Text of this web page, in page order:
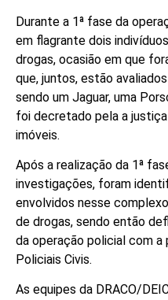
Durante a 1ª fase da
em flagrante dois
drogas, ocasião em que
que, juntos, estão
sendo um Jaguar, uma
foi decretado pela a
imóveis.
Após a realização da 1ª
investigações, foram
envolvidos nesse
de drogas, sendo então
da operação policial com
Policiais Civis.
As equipes da DRACO/